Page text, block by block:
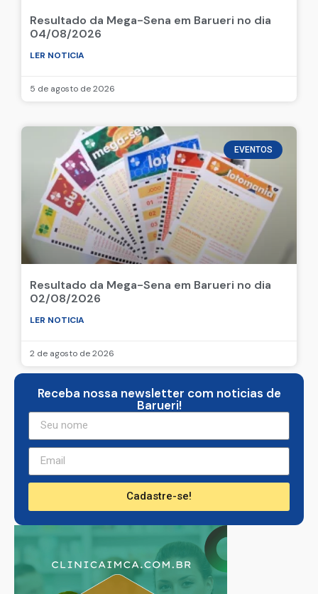
Resultado da Mega-Sena em Barueri no dia
04/08/2026
LER NOTICIA
5 de agosto de 2026
EVENTOS
Resultado da Mega-Sena em Barueri no dia
02/08/2026
LER NOTICIA
2 de agosto de 2026
Receba nossa newsletter com noticias de
Barueri!
Cadastre-se!